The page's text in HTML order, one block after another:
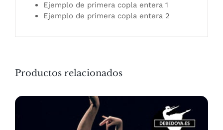
Ejemplo de primera copla entera 1
Ejemplo de primera copla entera 2
Productos relacionados